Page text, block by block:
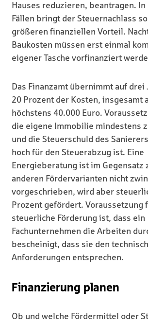
Hauses reduzieren, beantragen. In
Fällen bringt der Steuernachlass
größeren finanziellen Vorteil.
Baukosten müssen erst einmal
eigener Tasche vorfinanziert
Das Finanzamt übernimmt auf
20 Prozent der Kosten, insgesamt
höchstens 40.000 Euro.
die eigene Immobilie mindestens
und die Steuerschuld des
hoch für den Steuerabzug ist. Eine
Energieberatung ist im Gegensatz
anderen Fördervarianten nicht
vorgeschrieben, wird aber
Prozent gefördert. Voraussetzung
steuerliche Förderung ist, dass ein
Fachunternehmen die Arbeiten
bescheinigt, dass sie den
Anforderungen entsprechen.
Finanzierung planen
Ob und welche Fördermittel oder